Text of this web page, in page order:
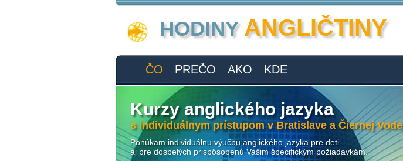
HODINY ANGLIČTINY
Kurzy anglického jazyka
s individuálnym prístupom v Bratislave a Čiernej Vode
Ponúkam individuálnu výučbu anglického jazyka pre deti
aj pre dospelých prispôsobenú Vašim špecifickým požiadavkám.
ČO PREČO AKO KDE